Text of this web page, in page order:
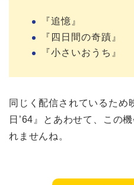
『追憶』
『四日間の奇蹟』
『小さいおうち』
同じく配信されているため
日’64』とあわせて、この
れませんね。